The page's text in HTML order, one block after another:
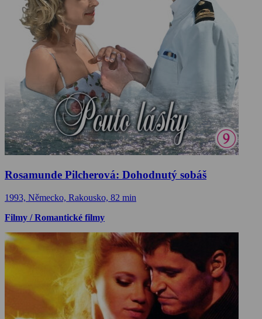
Rosamunde Pilcherová: Dohodnutý sobáš
1993, Německo, Rakousko, 82 min
Filmy / Romantické filmy